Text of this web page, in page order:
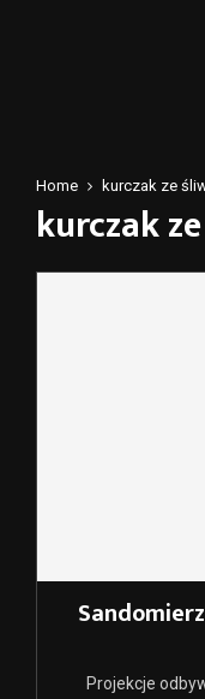
Home kurczak ze
kurczak
Projekcje